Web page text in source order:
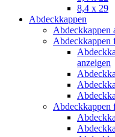
8,4 x 29
Abdeckkappen
Abdeckkappen
Abdeckkappen
anzeigen
Abdeckkappen